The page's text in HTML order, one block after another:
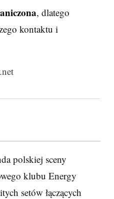
, dlatego
kontaktu i
polskiej sceny
klubu Energy
setów łączących